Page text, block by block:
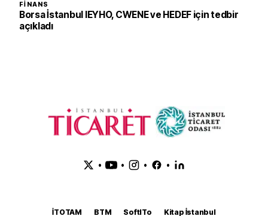
FINANS
Borsa İstanbul IEYHO, CWENE ve HEDEF için tedbir
açıkladı
• • • •
İTOTAM BTM SoftITo
Kitap İstanbul